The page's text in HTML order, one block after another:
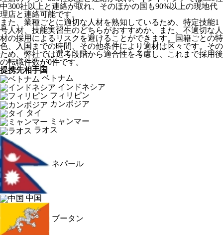
中300社以上と連絡が取れ、そのほかの国も90%以上の現地代
理店と連絡可能です。
また、業種ごとに適切な人材を熟知しているため、特定技能1
号人材、技能実習生のどちらがおすすめか、また、不適切な人
材の採用によるリスクを避けることができます。国籍ごとの特
色、入国までの時間、その他条件により適材は区々です。その
ため、弊社では選考段階から適合性を考慮し、これまで採用後
の転職件数が0件です。
提携先相手国
ベトナム
インドネシア
フィリピン
カンボジア
タイ
ミャンマー
ラオス
ネパール
中国
ブータン